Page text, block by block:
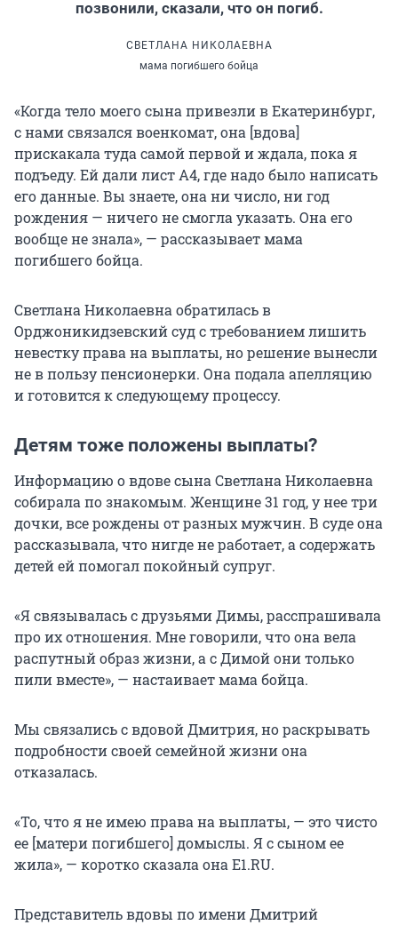
позвонили, сказали, что он погиб.
СВЕТЛАНА НИКОЛАЕВНА
мама погибшего бойца
«Когда тело моего сына привезли в Екатеринбург,
с нами связался военкомат, она [вдова]
прискакала туда самой первой и ждала, пока я
подъеду. Ей дали лист A4, где надо было написать
его данные. Вы знаете, она ни число, ни год
рождения — ничего не смогла указать. Она его
вообще не знала», — рассказывает мама
погибшего бойца.
Светлана Николаевна обратилась в
Орджоникидзевский суд с требованием лишить
невестку права на выплаты, но решение вынесли
не в пользу пенсионерки. Она подала апелляцию
и готовится к следующему процессу.
Детям тоже положены выплаты?
Информацию о вдове сына Светлана Николаевна
собирала по знакомым. Женщине 31 год, у нее три
дочки, все рождены от разных мужчин. В суде она
рассказывала, что нигде не работает, а содержать
детей ей помогал покойный супруг.
«Я связывалась с друзьями Димы, расспрашивала
про их отношения. Мне говорили, что она вела
распутный образ жизни, а с Димой они только
пили вместе», — настаивает мама бойца.
Мы связались с вдовой Дмитрия, но раскрывать
подробности своей семейной жизни она
отказалась.
«То, что я не имею права на выплаты, — это чисто
ее [матери погибшего] домыслы. Я с сыном ее
жила», — коротко сказала она E1.RU.
Представитель вдовы по имени Дмитрий